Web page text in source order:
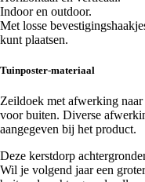
Indoor en outdoor.
Met losse
kunt plaatsen.
Tuinposter-materiaal
Zeildoek met afwerking
voor buiten. Diverse
aangegeven bij het product.
Deze kerstdorp
Wil je volgend jaar een